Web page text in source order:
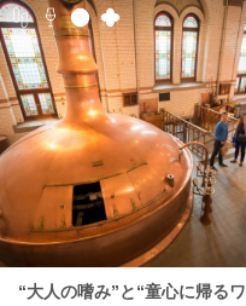
“大人の嗜み”と“童心に帰るワ